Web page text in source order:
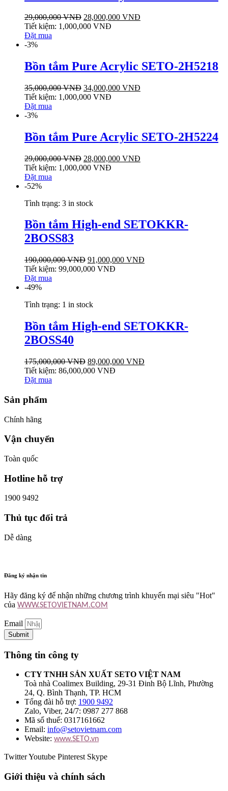
29,000,000VNĐ 28,000,000 VNĐ
Tiết kiệm: 1,000,000 VNĐ
Đặt mua
-3%
Bồn tắm Pure Acrylic SETO-2H5218
35,000,000VNĐ 34,000,000 VNĐ
Tiết kiệm: 1,000,000 VNĐ
Đặt mua
-3%
Bồn tắm Pure Acrylic SETO-2H5224
29,000,000VNĐ 28,000,000 VNĐ
Tiết kiệm: 1,000,000 VNĐ
Đặt mua
-52%
Tình trạng: 3 in stock
Bồn tắm High-end SETOKKR-
2BOSS83
190,000,000VNĐ 91,000,000 VNĐ
Tiết kiệm: 99,000,000 VNĐ
Đặt mua
-49%
Tình trạng: 1 in stock
Bồn tắm High-end SETOKKR-
2BOSS40
175,000,000VNĐ 89,000,000 VNĐ
Tiết kiệm: 86,000,000 VNĐ
Đặt mua
Sản phẩm
Chính hãng
Vận chuyển
Toàn quốc
Hotline hỗ trợ
1900 9492
Thủ tục đổi trả
Dễ dàng
Đăng ký nhận tin
Hãy đăng ký để nhận những chương trình khuyến mại siêu "Hot"
của WWW.SETOVIETNAM.COM
Email
Submit
Thông tin công ty
CTY TNHH SẢN XUẤT SETO VIỆT NAM
Toà nhà Coalimex Building, 29-31 Đinh Bộ Lĩnh, Phường
24, Q. Bình Thạnh, TP. HCM
Tổng đài hỗ trợ: 1900 9492
Zalo, Viber, 24/7: 0987 277 868
Mã số thuế: 0317161662
Email: info@setovietnam.com
Website: www.SETO.vn
TwitterYoutube Pinterest Skype
Giới thiệu và chính sách